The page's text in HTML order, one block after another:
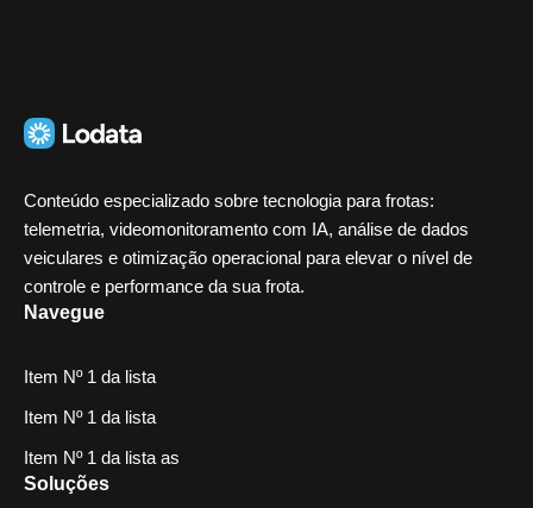
Conteúdo especializado sobre tecnologia para frotas:
telemetria, videomonitoramento com IA, análise de dados
veiculares e otimização operacional para elevar o nível de
controle e performance da sua frota.
Navegue
Item Nº 1 da lista
Item Nº 1 da lista
Item Nº 1 da lista as
Soluções